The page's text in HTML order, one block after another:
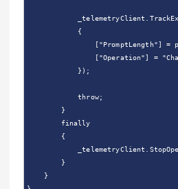
            {
["PromptLength"] =
["Operation"] =
            });
            throw;
        }
        finally
        {
        }
    }